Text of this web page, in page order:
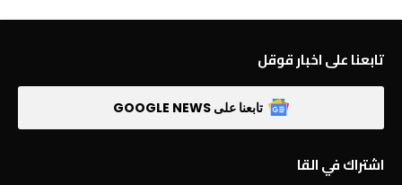
تابعنا على اخبار قوقل
تابعنا على GOOGLE NEWS
اشتراك في القا